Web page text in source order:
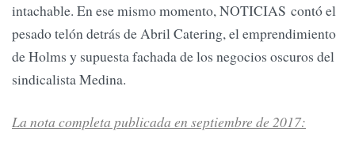
intachable. En ese mismo momento, NOTICIAS contó el
pesado telón detrás de Abril Catering, el emprendimiento
de Holms y supuesta fachada de los negocios oscuros del
sindicalista Medina.
La nota completa publicada en septiembre de 2017: